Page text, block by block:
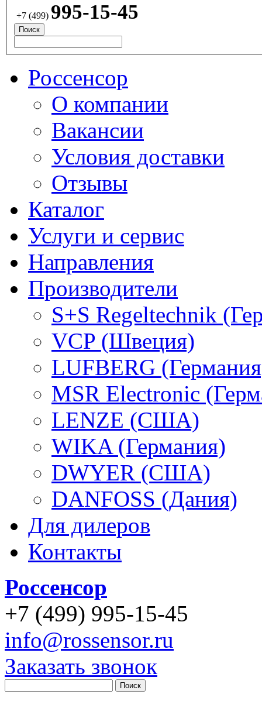
+7 (499) 995-15-45
Россенсор
О компании
Вакансии
Условия доставки
Отзывы
Каталог
Услуги и сервис
Направления
Производители
S+S Regeltechnik
VCP (Швеция)
LUFBERG
MSR Electronic
LENZE (США)
WIKA (Германия)
DWYER (США)
DANFOSS (Дания)
Для дилеров
Контакты
Россенсор
+7 (499) 995-15-45
info@rossensor.ru
Заказать звонок